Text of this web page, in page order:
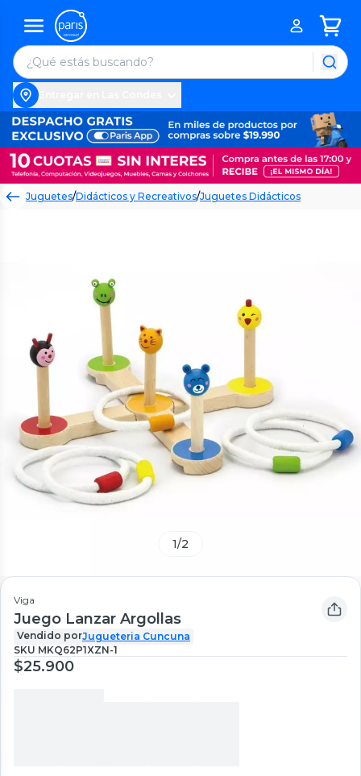
Juguetes/Didácticos y Recreativos/Juguetes Didácticos
1/2
Viga
Juego Lanzar Argollas
Vendido porJugueteria Cuncuna
SKU MKQ62P1XZN-1
$25.900